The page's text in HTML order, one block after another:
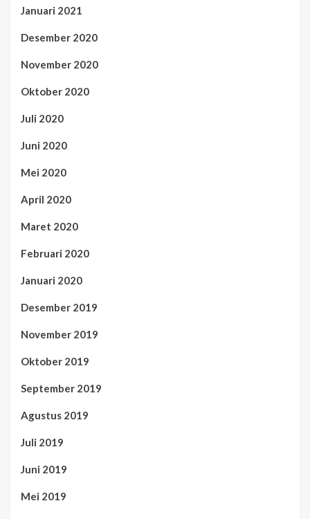
Januari 2021
Desember 2020
November 2020
Oktober 2020
Juli 2020
Juni 2020
Mei 2020
April 2020
Maret 2020
Februari 2020
Januari 2020
Desember 2019
November 2019
Oktober 2019
September 2019
Agustus 2019
Juli 2019
Juni 2019
Mei 2019